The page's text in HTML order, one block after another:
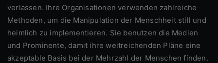
verlassen. Ihre Organisationen verwenden zahlreiche
Methoden, um die Manipulation der Menschheit still und
heimlich zu implementieren. Sie benutzen die Medien
und Prominente, damit ihre weitreichenden Pläne eine
akzeptable Basis bei der Mehrzahl der Menschen finden.